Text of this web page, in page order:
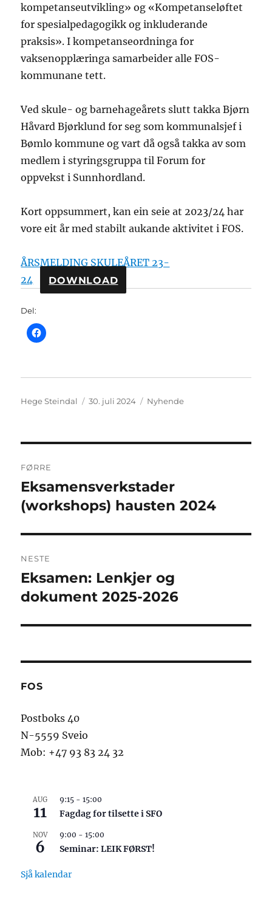
kompetanseutvikling» og «Kompetanseløftet
for spesialpedagogikk og inkluderande
praksis». I kompetanseordninga for
vaksenopplæringa samarbeider alle FOS-
kommunane tett.
Ved skule- og barnehageårets slutt takka Bjørn
Håvard Bjørklund for seg som kommunalsjef i
Bømlo kommune og vart då også takka av som
medlem i styringsgruppa til Forum for
oppvekst i Sunnhordland.
Kort oppsummert, kan ein seie at 2023/24 har
vore eit år med stabilt aukande aktivitet i FOS.
ÅRSMELDING SKULEÅRET 23-
24
DOWNLOAD
Del:
Forfattar
Hege Steindal Posta
30. juli 2024 Kategoriar
Nyhende
FØRRE
Førre
innlegg:
Eksamensverkstader
(workshops) hausten 2024
NESTE
Neste
innlegg:
Eksamen: Lenkjer og
dokument 2025-2026
FOS
Postboks 40
N-5559 Sveio
Mob: +47 93 83 24 32
AUG
11
9:15 -15:00
Fagdag for tilsette i SFO
NOV
6
9:00 -15:00
Seminar: LEIK FØRST!
Sjå kalendar